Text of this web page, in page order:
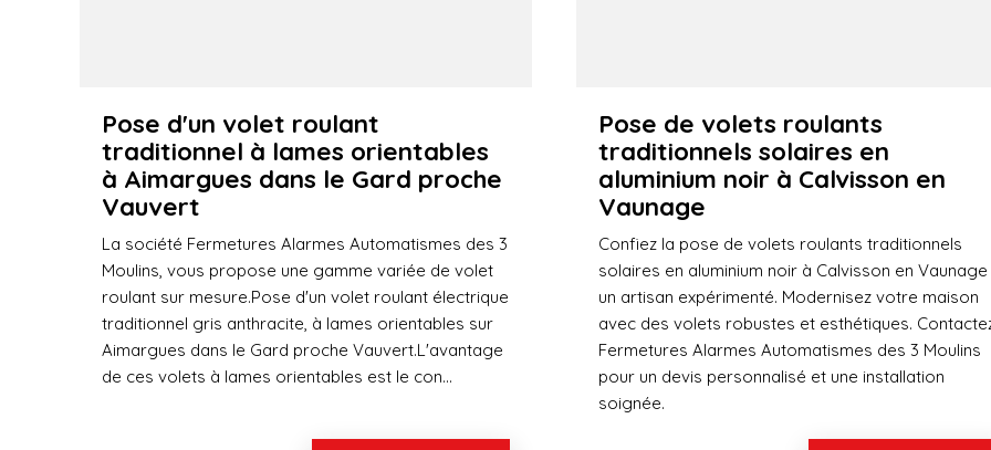
Pose d'un volet roulant
traditionnel à lames orientables
à Aimargues dans le Gard proche
Vauvert
La société Fermetures Alarmes Automatismes des 3
Moulins, vous propose une gamme variée de volet
roulant sur mesure.Pose d'un volet roulant électrique
traditionnel gris anthracite, à lames orientables sur
Aimargues dans le Gard proche Vauvert.L'avantage
de ces volets à lames orientables est le con...
Pose de volets roulants
traditionnels solaires en
aluminium noir à Calvisson en
Vaunage
Confiez la pose de volets roulants traditionnels
solaires en aluminium noir à Calvisson en
un artisan expérimenté. Modernisez votre maison
avec des volets robustes et esthétiques.
Fermetures Alarmes Automatismes des 3 Moulins
pour un devis personnalisé et une installation
soignée.